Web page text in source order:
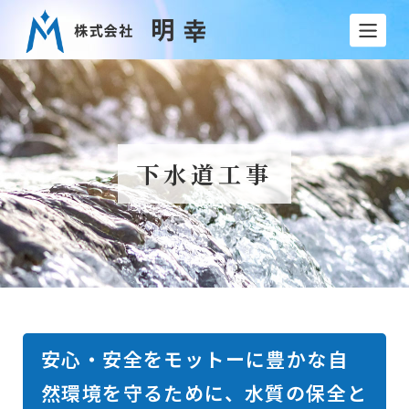
下水道工事
安心・安全をモットーに豊かな自
然環境を守るために、水質の保全と